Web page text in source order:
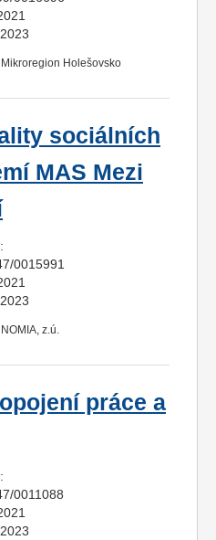
Mikroregion Holešovsko
sociálních
MAS Mezi
0015991
NOMIA, z.ú.
práce a
0011088